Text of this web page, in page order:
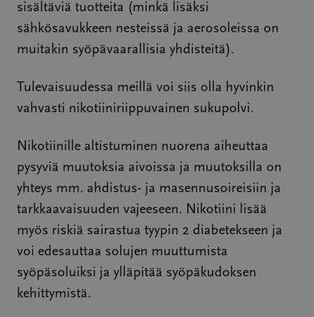
sisältäviä tuotteita (minkä lisäksi
sähkösavukkeen nesteissä ja aerosoleissa on
muitakin syöpävaarallisia yhdisteitä).
Tulevaisuudessa meillä voi siis olla hyvinkin
vahvasti nikotiiniriippuvainen sukupolvi.
Nikotiinille altistuminen nuorena aiheuttaa
pysyviä muutoksia aivoissa ja muutoksilla on
yhteys mm. ahdistus- ja masennusoireisiin ja
tarkkaavaisuuden vajeeseen. Nikotiini lisää
myös riskiä sairastua tyypin 2 diabetekseen ja
voi edesauttaa solujen muuttumista
syöpäsoluiksi ja ylläpitää syöpäkudoksen
kehittymistä.